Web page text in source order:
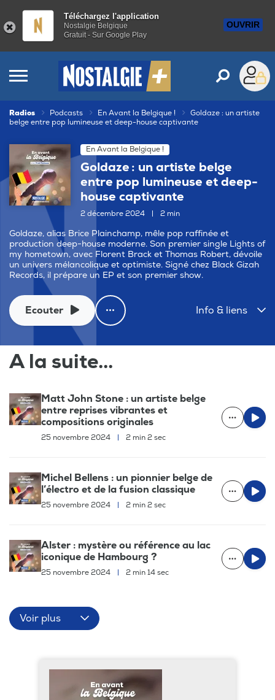
Téléchargez l'application
Nostalgie Belgique
Gratuit - Sur Google Play
OUVRIR
Radios Podcasts En Avant la Belgique !
Goldaze : un artiste
belge entre pop lumineuse et deep-house captivante
En Avant la Belgique !
Goldaze : un artiste belge
entre pop lumineuse et deep-
house captivante
2 décembre 2024 2 min
Goldaze, alias Brice Plainchamp, mêle pop raffinée et
production deep-house moderne. Son premier single Lights of
my hometown, avec Florent Brack et Thomas Robert, dévoile
un univers mélancolique et optimiste. Signé chez Black Gizah
Records, il prépare un EP et son premier show.
Ecouter Info & liens
A la suite...
Matt John Stone : un artiste belge
entre reprises vibrantes et
compositions originales
25 novembre 2024 | 2 min 2 sec
Michel Bellens : un pionnier belge de
l’électro et de la fusion classique
25 novembre 2024 | 2 min 2 sec
Alster : mystère ou référence au lac
iconique de Hambourg ?
25 novembre 2024 | 2 min 14 sec
Voir plus